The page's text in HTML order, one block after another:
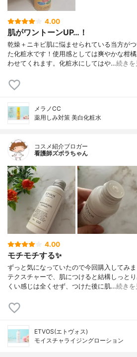
4.00
肌がワントーンUP…！
乾燥＋ニキビ肌に悩ませられている当方が
た化粧水です！使用感としては爽やかな柑
わせてくれます。化粧水にしてはや…続きを
メラノCC
薬用しみ対策 美白化粧水
コスメ紹介ブロガー
看護師ズボラちゃん
4.00
モチモチする✨
ずっと気になっていたので今回購入してみ
テクスチャーで、肌につけると結構しっと
くい感じは全くせず、つけた後に肌…続きを
ETVOS(エトヴォス)
モイスチャライジングローション